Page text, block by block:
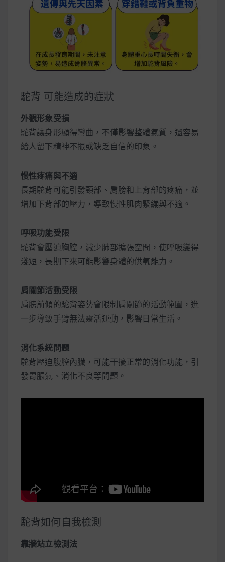
駝背 可能造成的症狀
外觀形象受損
駝背讓身形顯得彎曲，不僅影響整體氣質，還容易
給人留下精神不振或缺乏自信的印象。
慢性疼痛與不適
長期駝背可能引發頸部、肩膀和上背部的疼痛，並
增加下背部的壓力，導致慢性肌肉緊繃與不適。
呼吸功能受限
駝背會壓迫胸腔，減少肺部擴張空間，使呼吸變得
淺短，長期下來可能影響身體的供氧能力。
肩關節活動受限
肩膀前傾的駝背姿勢會限制肩關節的活動範圍，進
一步導致手臂無法靈活運動，影響日常生活。
消化系統問題
駝背壓迫腹腔內臟，可能干擾正常的消化功能，引
發胃脹氣、消化不良等問題。
駝背如何自我檢測
靠牆站立檢測法